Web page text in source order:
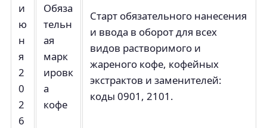
и
ю
н
я
2
0
2
6
Обяза
тельн
ая
марк
ировк
а
кофе
Старт обязательного нанесения
и ввода в оборот для всех
видов растворимого и
жареного кофе, кофейных
экстрактов и заменителей:
коды 0901, 2101.